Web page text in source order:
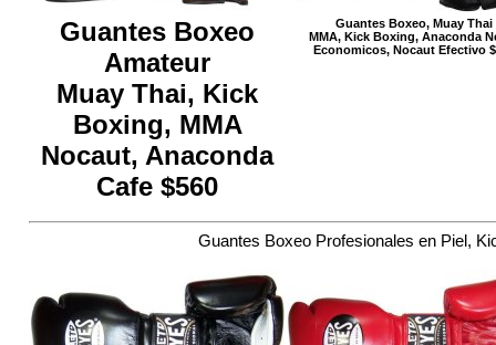
Guantes Boxeo
Amateur
Muay Thai, Kick
Boxing, MMA
Nocaut, Anaconda
Cafe $560
Guantes Boxeo, Muay Thai
MMA, Kick Boxing, Anaconda
Economicos, Nocaut Efectivo
Guantes Boxeo Profesionales en Piel,